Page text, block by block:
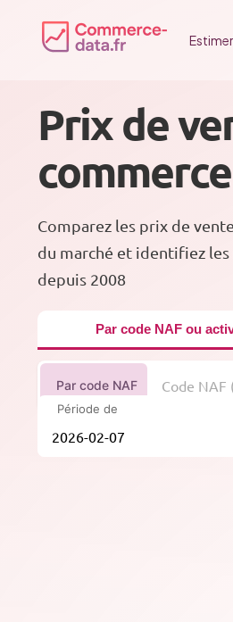
Prix de
Comparez les prix de
du marché et identifiez
depuis 2008
Par code NAF ou
Par code NAF
Période de